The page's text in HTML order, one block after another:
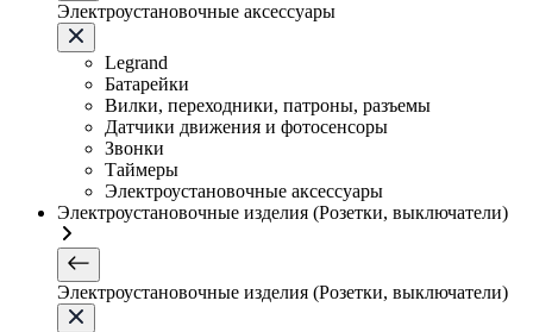
Электроустановочные аксессуары
Legrand
Батарейки
Вилки, переходники, патроны, разъемы
Датчики движения и фотосенсоры
Звонки
Таймеры
Электроустановочные аксессуары
Электроустановочные изделия (Розетки, выключатели)
Электроустановочные изделия (Розетки, выключатели)